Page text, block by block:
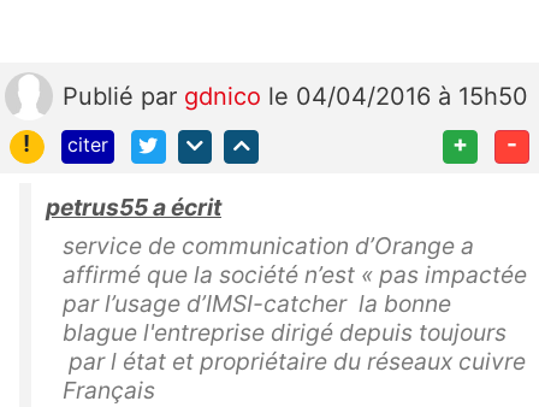
Publié par gdnico le 04/04/2016 à 15h50
!
citer + -
petrus55 a écrit
service de communication d’Orange a
affirmé que la société n’est « pas impactée
par l’usage d’IMSI-catcher la bonne
blague l'entreprise dirigé depuis toujours
par l état et propriétaire du réseaux cuivre
Français